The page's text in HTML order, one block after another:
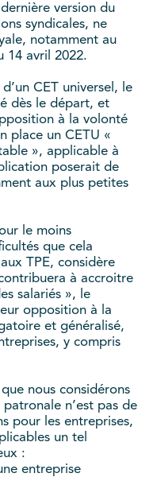
version du
syndicales, ne
notamment au
14 avril 2022.
CET universel, le
dès le départ, et
à la volonté
place un CETU «
», applicable à
poserait de
aux plus petites
le moins
que cela
TPE, considère
à accroitre
salariés », le
opposition à la
et généralisé,
y compris
nous considérons
n’est pas de
pour les entreprises,
un tel
:
entreprise